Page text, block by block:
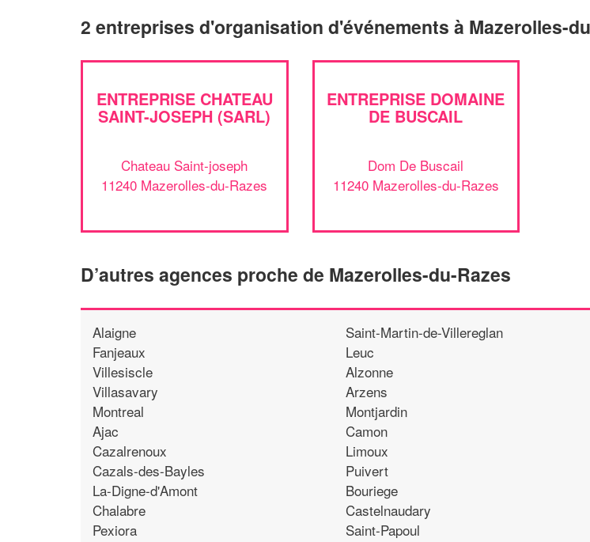
2 entreprises d'organisation d'événements à Mazerolles-
ENTREPRISE CHATEAU
SAINT-JOSEPH (SARL)
Chateau Saint-joseph
11240 Mazerolles-du-Razes
ENTREPRISE DOMAINE
DE BUSCAIL
Dom De Buscail
11240 Mazerolles-du-Razes
D’autres agences proche de Mazerolles-du-Razes
Alaigne
Fanjeaux
Villesiscle
Villasavary
Montreal
Ajac
Cazalrenoux
Cazals-des-Bayles
La-Digne-d'Amont
Chalabre
Pexiora
Saint-Martin-de-Villereglan
Leuc
Alzonne
Arzens
Montjardin
Camon
Limoux
Puivert
Bouriege
Castelnaudary
Saint-Papoul